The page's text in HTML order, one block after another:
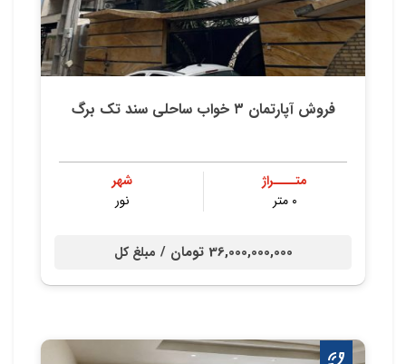
فروش آپارتمان ۳ خواب ساحلی سند تک برگ
متــــراژ
۰ متر
شهر
نور
36,000,000,000 تومان / مبلغ کل